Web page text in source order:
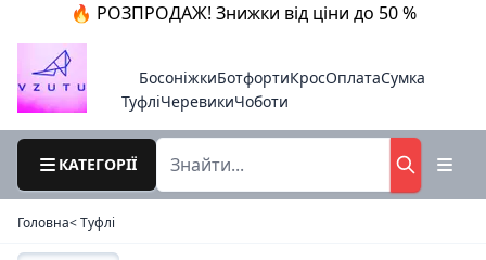
🔥 РОЗПРОДАЖ! Знижки від ціни до 50 %
БосоніжкиБотфортиКросОплатаСумка
ТуфліЧеревикиЧоботи
КАТЕГОРІЇ
Головна< Туфлі